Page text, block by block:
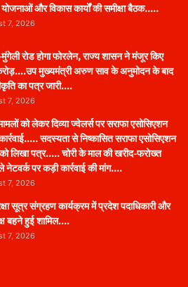
योजनाओं और विकास कार्यों की समीक्षा बैठक…..
7, 2026
रोड होगा फोरलेन, राज्य शासन ने मंजूर किए
मुख्यमंत्री अरुण साव के अनुमोदन के बाद
का पत्र जारी….
7, 2026
को लेकर दिव्या ज्वेलर्स पर सराफा एसोसिएशन
सदस्यता से निष्कासित सराफा एसोसिएशन
लिखा पत्र….. चोरी के माल की खरीद-फरोख्त
नेटवर्क पर कड़ी कार्रवाई की मांग….
7, 2026
सूत्र संग्रहण कार्यक्रम में प्रदेश पदाधिकारी और
बहने हुई शामिल….
7, 2026